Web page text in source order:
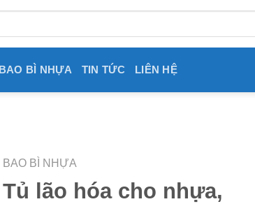
BAO BÌ NHỰA TIN TỨC LIÊN HỆ
BAO BÌ NHỰA
Tủ lão hóa cho nhựa,